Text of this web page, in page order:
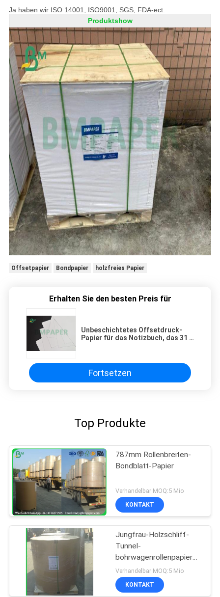
Ja haben wir ISO 14001, ISO9001, SGS, FDA-ect.
Produktshow
Offsetpapier Bondpapier holzfreies Papier
Erhalten Sie den besten Preis für
Unbeschichtetes Offsetdruck-
Papier für das Notizbuch, das 31 *
Fortsetzen
Top Produkte
787mm Rollenbreiten-
Bondblatt-Papier
Verhandelbar MOQ:5 Mio
KONTAKT
Jungfrau-Holzschliff-
Tunnel-
bohrwagenrollenpapier
100%
Verhandelbar MOQ:5 Mio
KONTAKT